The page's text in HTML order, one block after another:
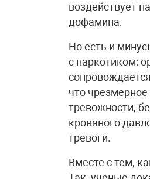
воздействует
дофамина.
Но есть и
с наркотиком:
что
тревожности,
кровяного
тревоги.
Вместе с тем,